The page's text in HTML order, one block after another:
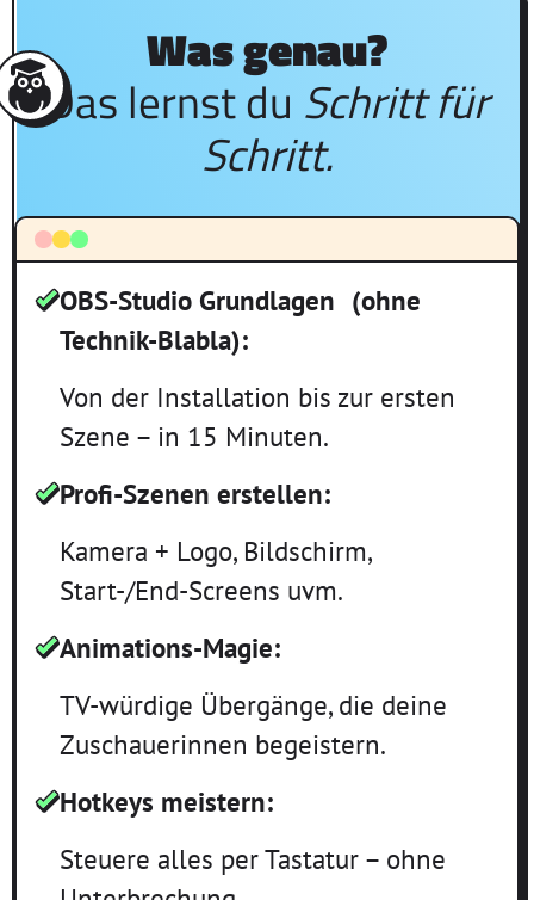
Was genau?
Das lernst du Schritt für
Schritt.
OBS-Studio Grundlagen (ohne
Technik-Blabla):
Von der Installation bis zur ersten
Szene – in 15 Minuten.
Profi-Szenen erstellen:
Kamera + Logo, Bildschirm,
Start-/End-Screens uvm.
Animations-Magie:
TV-würdige Übergänge, die deine
Zuschauerinnen begeistern.
Hotkeys meistern:
Steuere alles per Tastatur – ohne